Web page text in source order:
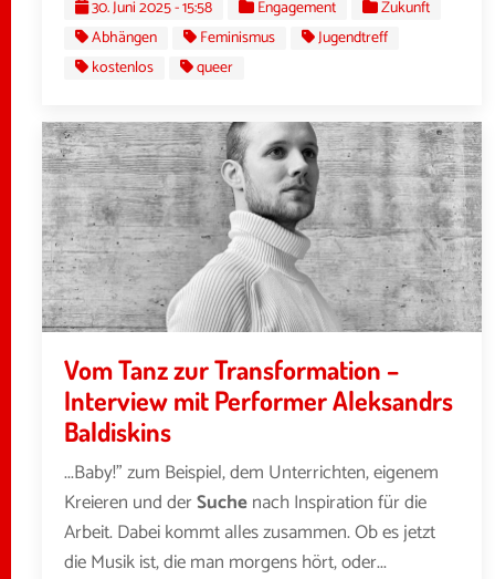
30. Juni 2025 - 15:58 Engagement
Zukunft
Abhängen
Feminismus
Jugendtreff
kostenlos
queer
Vom Tanz zur Transformation –
Interview mit Performer Aleksandrs
Baldiskins
...Baby!” zum Beispiel, dem Unterrichten, eigenem
Kreieren und derSuchenach Inspiration für die
Arbeit. Dabei kommt alles zusammen. Ob es jetzt
die Musik ist, die man morgens hört, oder...